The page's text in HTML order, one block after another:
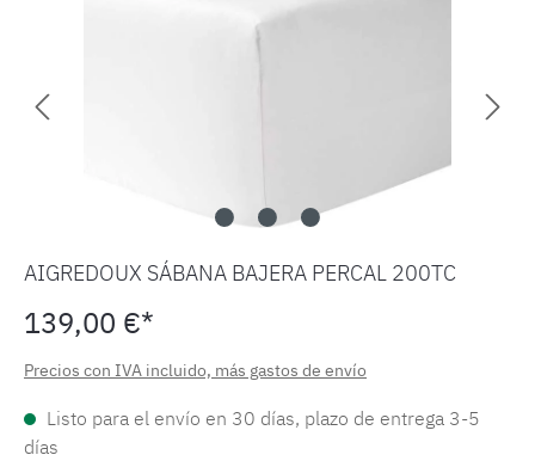
AIGREDOUX SÁBANA BAJERA PERCAL 200TC
139,00 €*
Precios con IVA incluido, más gastos de envío
Listo para el envío en 30 días, plazo de entrega 3-5
días